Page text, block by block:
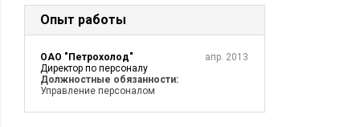
Опыт работы
ОАО "Петрохолод"
Директор по персоналу
апр. 2013
Должностные обязанности:
Управление персоналом